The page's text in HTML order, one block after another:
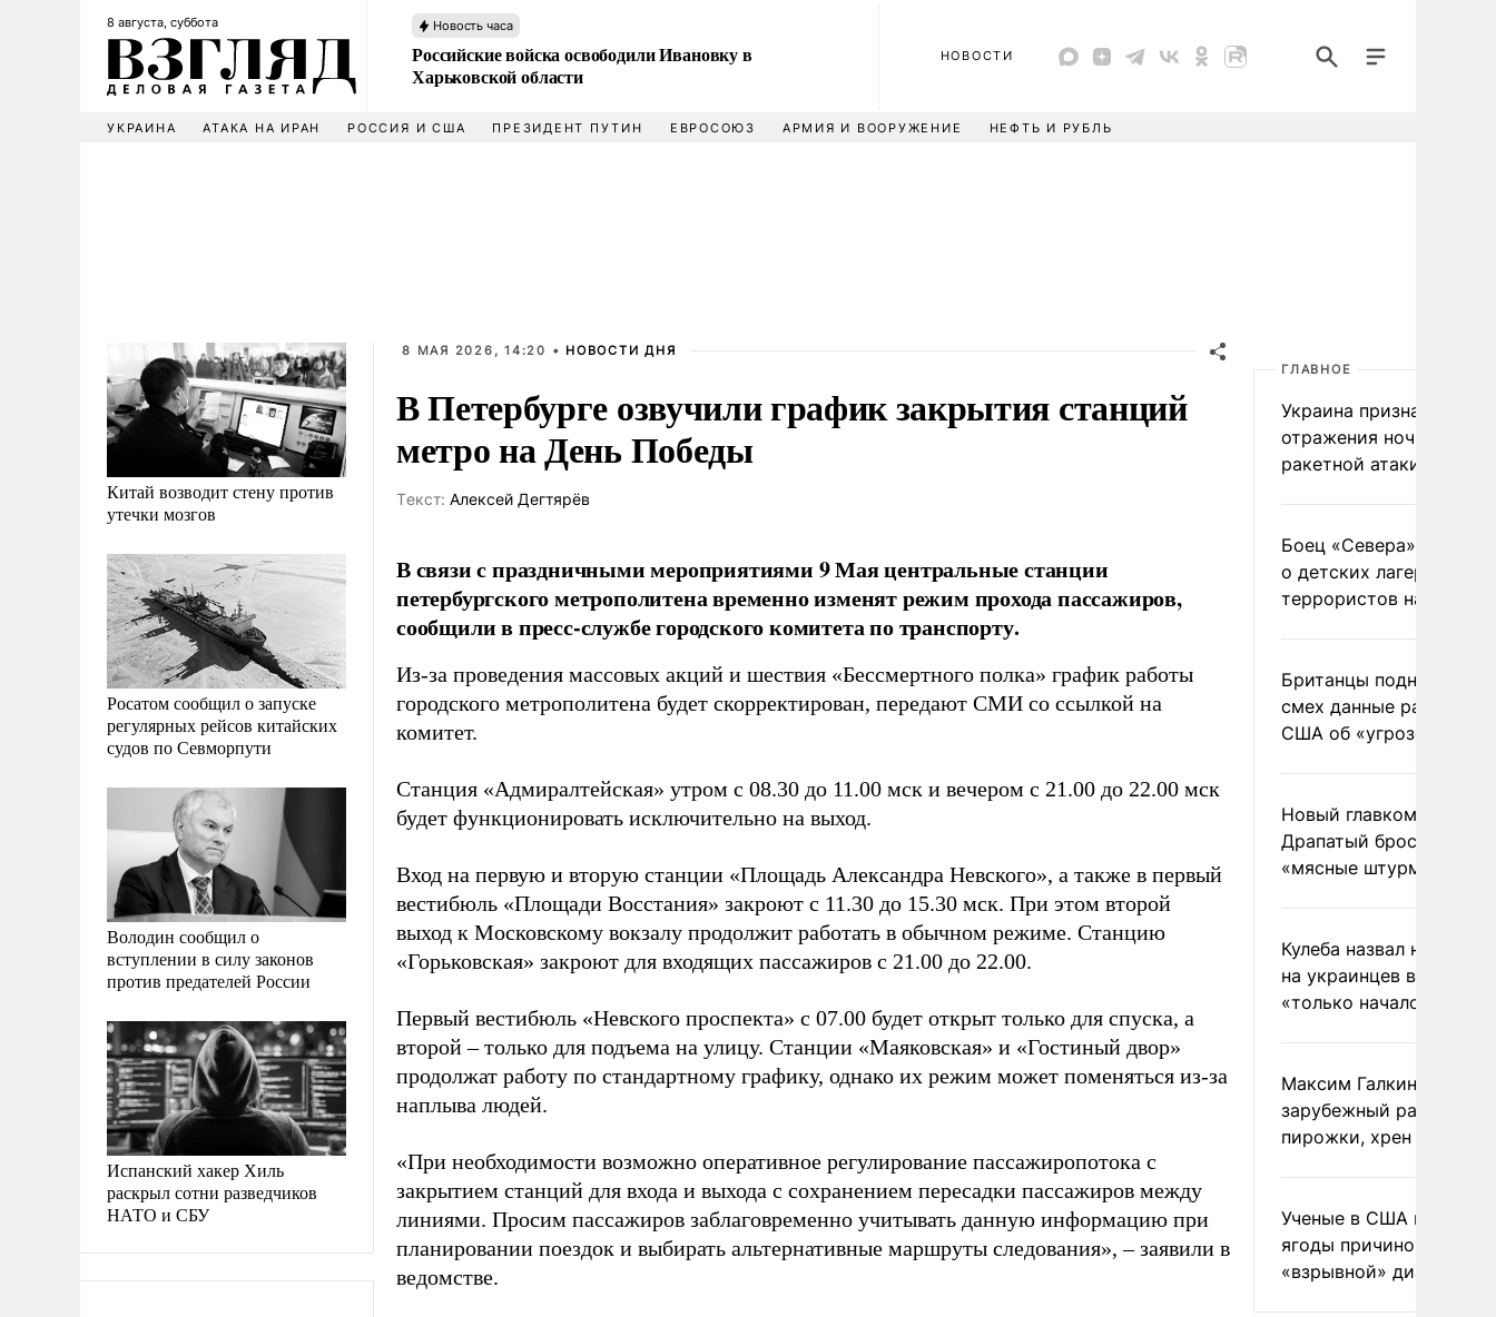
8 августа, суббота Новость часа
Российские войска освободили Ивановку в
Харьковской области
НОВОСТИ
УКРАИНА АТАКА НА ИРАН РОССИЯ И США ПРЕЗИДЕНТ ПУТИН ЕВРОСОЮЗ АРМИЯ И ВООРУЖЕНИЕ НЕФТЬ И РУБЛЬ
Китай возводит стену против
утечки мозгов
Росатом сообщил о запуске
регулярных рейсов китайских
судов по Севморпути
Володин сообщил о
вступлении в силу законов
против предателей России
Испанский хакер Хиль
раскрыл сотни разведчиков
НАТО и СБУ
8 МАЯ 2026, 14:20 • НОВОСТИ ДНЯ
В Петербурге озвучили график закрытия станций
метро на День Победы
Tекст: Алексей Дегтярёв
В связи с праздничными мероприятиями 9 Мая центральные станции
петербургского метрополитена временно изменят режим прохода пассажиров,
сообщили в пресс-службе городского комитета по транспорту.
Из-за проведения массовых акций и шествия «Бессмертного полка» график работы
городского метрополитена будет скорректирован, передают СМИ со ссылкой на
комитет.
Станция «Адмиралтейская» утром с 08.30 до 11.00 мск и вечером с 21.00 до 22.00 мск
будет функционировать исключительно на выход.
Вход на первую и вторую станции «Площадь Александра Невского», а также в первый
вестибюль «Площади Восстания» закроют с 11.30 до 15.30 мск. При этом второй
выход к Московскому вокзалу продолжит работать в обычном режиме. Станцию
«Горьковская» закроют для входящих пассажиров с 21.00 до 22.00.
Первый вестибюль «Невского проспекта» с 07.00 будет открыт только для спуска, а
второй – только для подъема на улицу. Станции «Маяковская» и «Гостиный двор»
продолжат работу по стандартному графику, однако их режим может поменяться из-за
наплыва людей.
«При необходимости возможно оперативное регулирование пассажиропотока с
закрытием станций для входа и выхода с сохранением пересадки пассажиров между
линиями. Просим пассажиров заблаговременно учитывать данную информацию при
планировании поездок и выбирать альтернативные маршруты следования», – заявили в
ведомстве.
ГЛАВНОЕ
Украина признала
отражения ночной
ракетной атаки
Боец «Севера»
о детских лагерях
террористов на
Британцы подняли на
смех данные разведки
США об «угрозе
Новый главком ВСУ
Драпатый бросил
«мясные штурмы»
Кулеба назвал
на украинцев в Польше
«только началом»
Максим Галкин
зарубежный райдер
пирожки, хрен и морс
Ученые в США назвали
ягоды причиной
«взрывной» диареи